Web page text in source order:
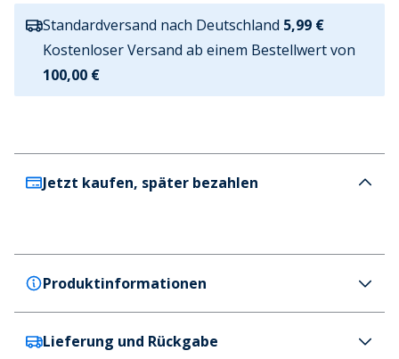
Standardversand nach Deutschland 5,99 €
Kostenloser Versand ab einem Bestellwert von
100,00 €
Jetzt kaufen, später bezahlen
Produktinformationen
Copenhagen Shoes
Lieferung und Rückgabe